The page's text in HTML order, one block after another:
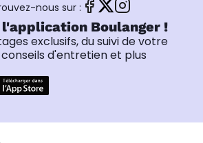
nous sur :
l'application Boulanger !
exclusifs, du suivi de votre
d'entretien et plus